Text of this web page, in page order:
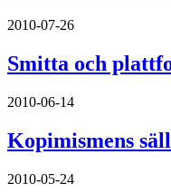
2010-07-26
Smitta och
2010-06-14
Kopimismens
2010-05-24